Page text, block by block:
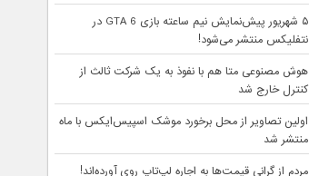
۵ شهریور پیش‌نمایش نیم ساعته بازی GTA 6 در
نتفلیکس منتشر می‌شود!
هوش مصنوعی متا هم با نفوذ به یک شرکت ثالث از
کنترل خارج شد
اولین تصاویر از محل برخورد موشک اسپیس‌ایکس با ماه
منتشر شد
مردم از گرانی قیمت‌ها به اجاره لپ‌تاپ روی آورده‌اند!